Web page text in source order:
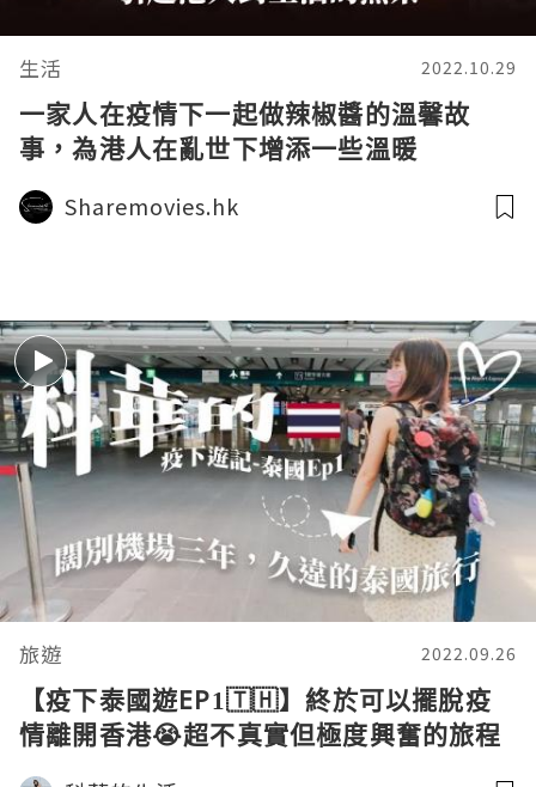
生活 2022.10.29
一家人在疫情下一起做辣椒醬的溫馨故
事，為港人在亂世下增添一些溫暖
Sharemovies.hk
旅遊 2022.09.26
【疫下泰國遊EP1🇹🇭】終於可以擺脫疫
情離開香港😭超不真實但極度興奮的旅程
🥳｜Flora's Life 👧🏻